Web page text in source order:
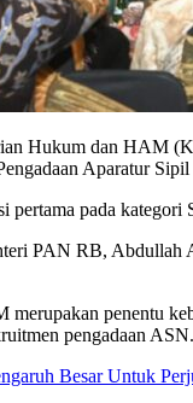
Hukum dan HAM
Aparatur
pertama pada
PAN RB, Abdullah
merupakan penentu
pengadaan ASN.
Besar Untuk